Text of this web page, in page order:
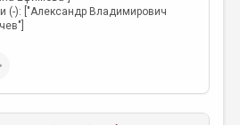
(-): ["Александр Владимирович